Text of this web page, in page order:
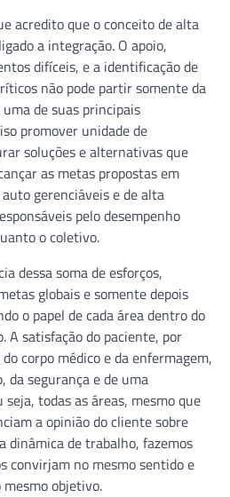
acredito que o conceito de alta
a integração. O apoio,
difíceis, e a identificação de
não pode partir somente da
de suas principais
promover unidade de
soluções e alternativas que
as metas propostas em
gerenciáveis e de alta
pelo desempenho
o coletivo.
dessa soma de esforços,
globais e somente depois
o papel de cada área dentro do
A satisfação do paciente, por
corpo médico e da enfermagem,
da segurança e de uma
todas as áreas, mesmo que
a opinião do cliente sobre
dinâmica de trabalho, fazemos
convirjam no mesmo sentido e
mesmo objetivo.